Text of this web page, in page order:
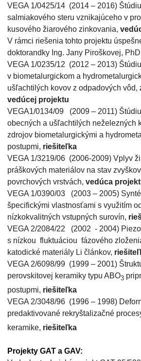
VEGA 1/0425/14 (2014 – 2016)
salmiakového steru vznikajúceho v
kusového žiarového zinkovania,
V rámci riešenia tohto projektu
doktorandky Ing. Jany Piroškovej,
VEGA 1/0235/12 (2012 – 2013)
v biometalurgickom a
ušľachtilých kovov z odpadových vôd,
vedúcej projektu
VEGA1/0134/09 (2009 – 2011)
obecných a ušľachtilých neželezných
zdrojov biometalurgickými a
postupmi, riešiteľka
VEGA 1/3219/06 (2006-2009) Vplyv
práškových materiálov na stav
povrchových vrstvách, vedúca
VEGA 1/0390/03 (2003 – 2005)
špecifickými vlastnosťami s využitím
nízkokvalitných vstupných surovín,
VEGA 2/2084/22 (2002 - 2004)
s nízkou fluktuáciou fázového
katodické materiály Li článkov,
VEGA 2/6098/99 (1999 – 2001)
perovskitovej keramiky typu ABO3
postupmi, riešiteľka
VEGA 2/3048/96 (1996 – 1998)
predaktivované rekryštalizačné
keramike, riešiteľka
Projekty GAT a GAV: